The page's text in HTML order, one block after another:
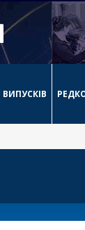
ВИПУСКІВ